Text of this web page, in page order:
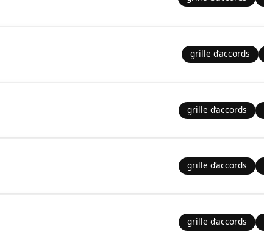
grille d’accords
grille d’accords
grille d’accords
grille d’accords